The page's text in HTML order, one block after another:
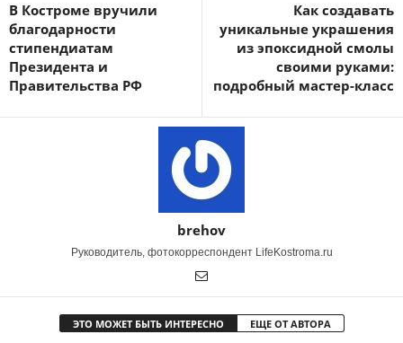
В Костроме вручили
благодарности
стипендиатам
Президента и
Правительства РФ
Как создавать
уникальные украшения
из эпоксидной смолы
своими руками:
подробный мастер-класс
brehov
Руководитель, фотокорреспондент LifeKostroma.ru
ЭТО МОЖЕТ БЫТЬ ИНТЕРЕСНО ЕЩЕ ОТ АВТОРА